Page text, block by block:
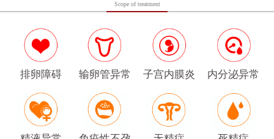
Scope of treatment
排卵障碍 输卵管异常 子宫内膜炎 内分泌异常